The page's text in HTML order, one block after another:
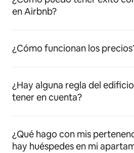
en Airbnb?
¿Cómo funcionan los
¿Hay alguna regla del
tener en cuenta?
¿Qué hago con mis
hay huéspedes en mi